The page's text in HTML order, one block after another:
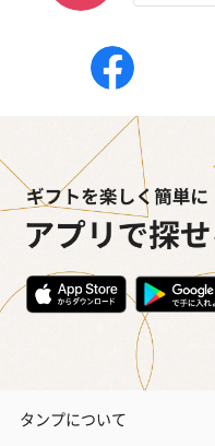
タンプについて